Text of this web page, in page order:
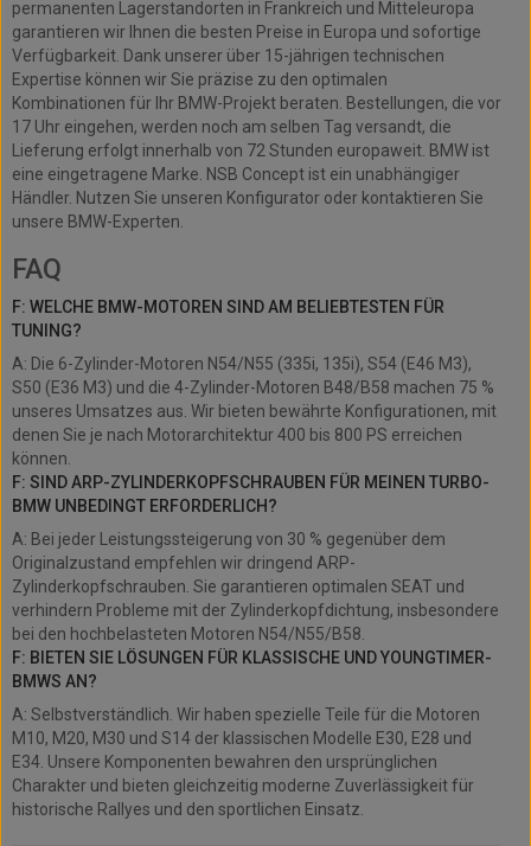
permanenten Lagerstandorten in Frankreich und Mitteleuropa
garantieren wir Ihnen die besten Preise in Europa und sofortige
Verfügbarkeit. Dank unserer über 15-jährigen technischen
Expertise können wir Sie präzise zu den optimalen
Kombinationen für Ihr BMW-Projekt beraten. Bestellungen, die vor
17 Uhr eingehen, werden noch am selben Tag versandt, die
Lieferung erfolgt innerhalb von 72 Stunden europaweit. BMW ist
eine eingetragene Marke. NSB Concept ist ein unabhängiger
Händler. Nutzen Sie unseren Konfigurator oder kontaktieren Sie
unsere BMW-Experten.
FAQ
F: WELCHE BMW-MOTOREN SIND AM BELIEBTESTEN FÜR
TUNING?
A: Die 6-Zylinder-Motoren N54/N55 (335i, 135i), S54 (E46 M3),
S50 (E36 M3) und die 4-Zylinder-Motoren B48/B58 machen 75 %
unseres Umsatzes aus. Wir bieten bewährte Konfigurationen, mit
denen Sie je nach Motorarchitektur 400 bis 800 PS erreichen
können.
F: SIND ARP-ZYLINDERKOPFSCHRAUBEN FÜR MEINEN TURBO-
BMW UNBEDINGT ERFORDERLICH?
A: Bei jeder Leistungssteigerung von 30 % gegenüber dem
Originalzustand empfehlen wir dringend ARP-
Zylinderkopfschrauben. Sie garantieren optimalen SEAT und
verhindern Probleme mit der Zylinderkopfdichtung, insbesondere
bei den hochbelasteten Motoren N54/N55/B58.
F: BIETEN SIE LÖSUNGEN FÜR KLASSISCHE UND YOUNGTIMER-
BMWS AN?
A: Selbstverständlich. Wir haben spezielle Teile für die Motoren
M10, M20, M30 und S14 der klassischen Modelle E30, E28 und
E34. Unsere Komponenten bewahren den ursprünglichen
Charakter und bieten gleichzeitig moderne Zuverlässigkeit für
historische Rallyes und den sportlichen Einsatz.